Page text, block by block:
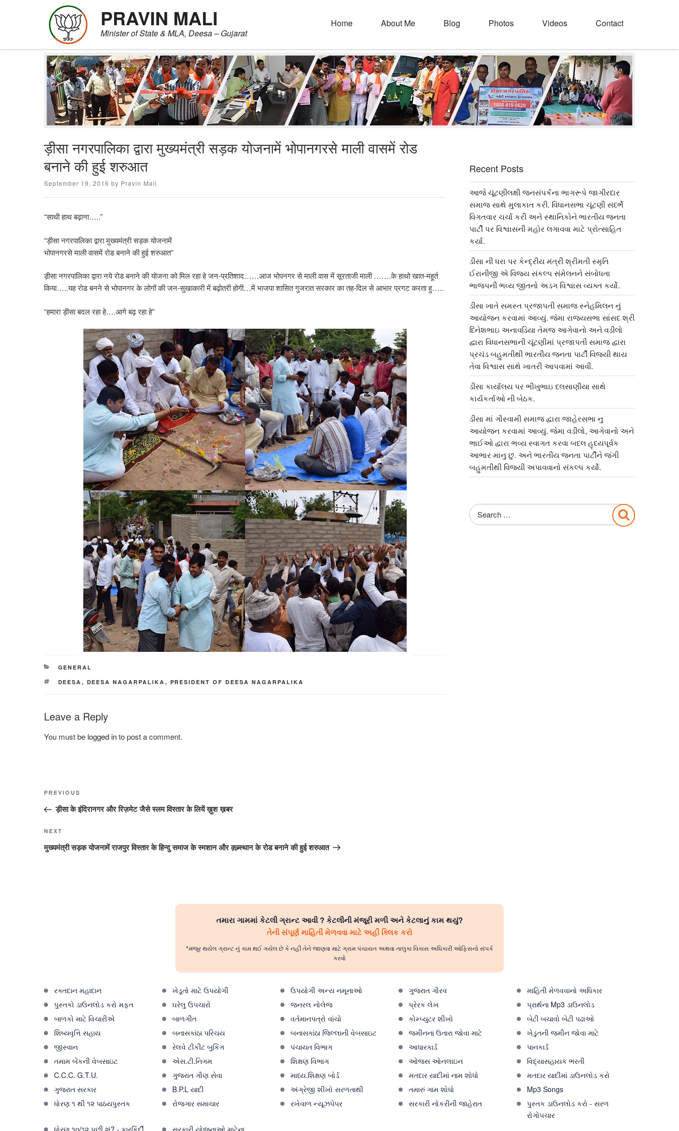
PRAVIN MALI
Minister of State & MLA, Deesa – Gujarat
Home About Me Blog Photos Videos Contact
ड़ीसा नगरपालिका द्वारा मुख्यमंत्री सड़क योजनामें भोपानगरसे माली वासमें रोड
बनाने की हुई शरुआत
Posted
September 19, 2016 by Pravin Mali
“साथी हाथ बढ़ाना…..”
“ड़ीसा नगरपालिका द्वारा मुख्यमंत्री सड़क योजनामें
भोपानगरसे माली वासमें रोड बनाने की हुई शरुआत”
ड़ीसा नगरपालिका द्वारा नये रोड बनाने की योजना को मिल रहा हे जन-प्रतिशाद……आज भोपनगर से माली वास में सूरताजी माली …….के हाथो खात-महूर्त
किया…..यह रोड बनने से भोपानगर के लोगों की जन-सुखाकारी में बढ़ोतरी होगी…में भाजपा शासित गुजरात सरकार का तह-दिल से आभार प्रगट करता हु…..
“हमारा ड़ीसा बदल रहा हे….आगे बढ़ रहा हे”
CATEGORIES
GENERAL
TAGS
DEESA , DEESA NAGARPALIKA , PRESIDENT OF DEESA NAGARPALIKA
Leave a Reply
You must be logged into post a comment.
Post
navigation
Previous
Post
PREVIOUS
ड़ीसा के इंदिरानगर और रिज़मेट जैसे स्लम विस्तार के लियें ख़ुश ख़बर
Next
Post
NEXT
मुख्यमंत्री सड़क योजनामें राजपुर विस्तार के हिन्दु समाज के स्मशान और क़ब्र्स्थान के रोड बनाने की हुई शरुआत
Recent Posts
આજે ચૂંટણીલક્ષી જનસંપર્કના ભાગરૂપે જાગીરદાર
સમાજ સાથે મુલાકાત કરી. વિધાનસભા ચૂંટણી સંદર્ભે
વિગતવાર ચર્ચા કરી અને સ્થાનિકોને ભારતીય જનતા
પાર્ટી પર વિશ્વાસની મહોર લગાવવા માટે પ્રોત્સાહિત
કર્યા.
ડીસા ની ધરા પર કેન્દ્રીય મંત્રી શ્રીમતી સ્મૃતિ
ઈરાનીજી એ વિજય સંકલ્પ સંમેલનને સંબોધતા
ભાજપની ભવ્ય જીતનો અડગ વિશ્વાસ વ્યક્ત કર્યો.
ડીસા ખાતે સમસ્ત પ્રજાપતી સમાજ સ્નેહમિલન નું
આયોજન કરવામાં આવ્યું. જેમા રાજ્યસભા સાંસદ શ્રી
દિનેશભાઇ અનાવડિયા તેમજ આગેવાનો અને વડીલો
દ્વારા વિધાનસભાની ચૂંટણીમાં પ્રજાપતી સમાજ દ્વારા
પ્રચંડ બહુમતીથી ભારતીય જનતા પાર્ટી વિજયી થાય
તેવા વિશ્વાસ સાથે ખાતરી આપવામાં આવી.
ડીસા કાર્યાલય પર ભીખુભાઇ દલસાણીયા સાથે
કાર્યકર્તાઓ ની બેઠક.
ડીસા માં ગૌસ્વામી સમાજ દ્વારા જાહેરસભા નુ
આયોજન કરવામાં આવ્યું. જેમા વડીલો, આગેવાનો અને
ભાઈઓ દ્વારા ભવ્ય સ્વાગત કરવા બદલ હૃદયપૂર્વક
આભાર માનુ છુ. અને ભારતીય જનતા પાર્ટીને જંગી
બહુમતીથી વિજયી અપાવવાનો સંકલ્પ કર્યો.
Search
for:
Search
તમારા ગામમાં કેટલી ગ્રાન્ટ આવી ? કેટલીની મંજૂરી મળી અને કેટલાનું કામ થયું?
તેની સંપૂર્ણ માહિતી મેળવવા માટે અહીં ક્લિક કરો
*મંજૂર થયેલ ગ્રાન્ટ નું કામ થઈ ગયેલ છે કે નહીં તેને જાણવા માટે ગ્રામ પંચાયત અથવા તાલુકા વિકાસ અધિકારી ઓફિસનો સંપર્ક
કરવો
રક્તદાન મહાદાન ખેડૂતો માટે ઉપયોગી ઉપયોગી અન્ય નમૂનાઓ ગુજરાત ગૌરવ
માહિતી મેળવવાનો અધિકાર
પુસ્તકો ડાઉનલોડ કરો મફત
ઘરેલુ ઉપચારો જનરલ નોલેજ પ્રેરક લેખ
પ્રાર્થના Mp3 ડાઉનલોડ
બાળકો માટે વિચારીએ
બાળગીત વર્તમાનપત્રો વાંચો કોમ્પ્યુટર શીખો
બેટી બચાવો બેટી પઢાઓ
શિષ્યવૃત્તિ સહાય
બનાસકાંઠા પરિચય બનાસકાંઠા જિલ્લાની વેબસાઇટ જમીનના ઉતારા જોવા માટે
ખેડુતની જમીન જોવા માટે
જીસ્વાન
રેલવે ટીકીટ બુકિંગ પંચાયત વિભાગ આધારકાર્ડ
પાનકાર્ડ
તમામ બેંકની વેબસાઇટ
એસ.ટી.નિગમ શિક્ષણ વિભાગ ઓજસ ઓનલાઇન
વિદ્યાસહાયક ભરતી
C.C.C. G.T.U.
ગુજરાત ગૌણ સેવા માધ્ય.શિક્ષણ બોર્ડ મતદાર યાદીમાં નામ શોધો
મતદાર યાદીમાં ડાઉનલોડ કરો
ગુજરાત સરકાર
B.P.L યાદી અંગ્રેજી શીખો સરળતાથી તમારું ગામ શોધો
Mp3 Songs
ધોરણ ૧ થી ૧૨ પાઠયપુસ્તક
રોજગાર સમાચાર રખેવાળ ન્યૂઝપેપર સરકારી નોકરીની જાહેરાત
પુસ્તક ડાઉનલોડ કરો - સરળ
રોગોપચાર
ધોરણ ૧૦/૧૨ પછી શું? - કારકિર્દી
સરકારી યોજનાઓ માટેના